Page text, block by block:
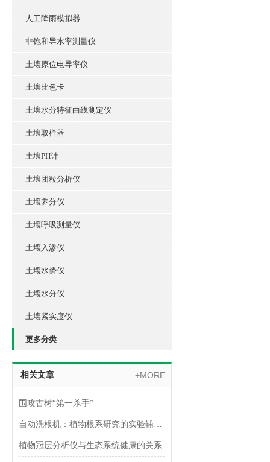
人工降雨模拟器
非饱和导水率测量仪
土壤原位电导率仪
土壤比色卡
土壤水分特征曲线测定仪
土壤取样器
土壤PH计
土壤团粒分析仪
土壤养分仪
土壤呼吸测量仪
土壤入渗仪
土壤水势仪
土壤水分仪
土壤紧实度仪
更多分类
相关文章 +MORE
围攻古树“第一杀手”
自动洗根机：植物根系研究的实验辅助设备
植物冠层分析仪与生态系统健康的关系